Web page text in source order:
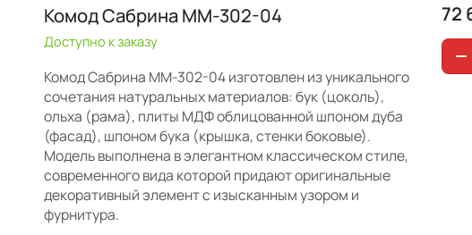
Комод Сабрина ММ-302-04
Доступно к заказу
Комод Сабрина ММ-302-04 изготовлен из уникального
сочетания натуральных материалов: бук (цоколь),
ольха (рама), плиты МДФ облицованной шпоном дуба
(фасад), шпоном бука (крышка, стенки боковые).
Модель выполнена в элегантном классическом стиле,
современного вида которой придают оригинальные
декоративный элемент с изысканным узором и
фурнитура.
72